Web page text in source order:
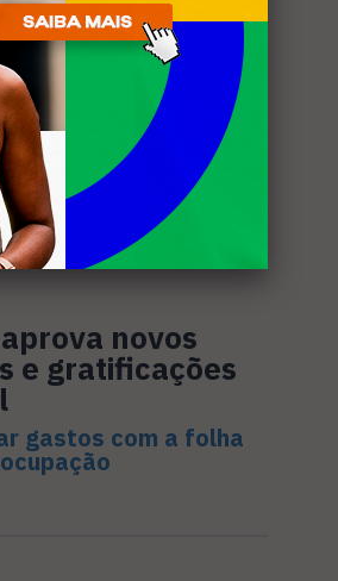
alvo de
contra
Azevedo teria
envolvendo
durante o
novos
e gratificações
gastos com a folha